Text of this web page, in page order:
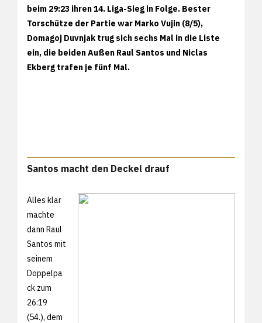
beim 29:23 ihren 14. Liga-Sieg in Folge. Bester
Torschütze der Partie war Marko Vujin (8/5),
Domagoj Duvnjak trug sich sechs Mal in die Liste
ein, die beiden Außen Raul Santos und Niclas
Ekberg trafen je fünf Mal.
Santos macht den Deckel drauf
Alles klar
machte
dann Raul
Santos mit
seinem
Doppelpa
ck zum
26:19
(54.), dem